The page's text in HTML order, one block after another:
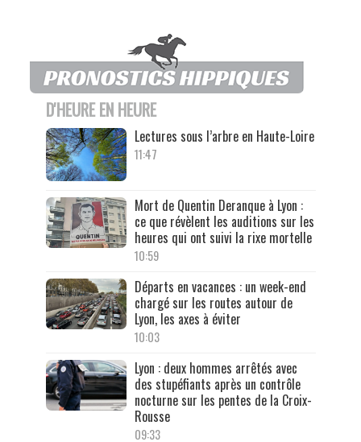
D'HEURE EN HEURE
Lectures sous l’arbre en Haute-Loire
11:47
Mort de Quentin Deranque à Lyon :
ce que révèlent les auditions sur les
heures qui ont suivi la rixe mortelle
10:59
Départs en vacances : un week-end
chargé sur les routes autour de
Lyon, les axes à éviter
10:03
Lyon : deux hommes arrêtés avec
des stupéfiants après un contrôle
nocturne sur les pentes de la Croix-
Rousse
09:33